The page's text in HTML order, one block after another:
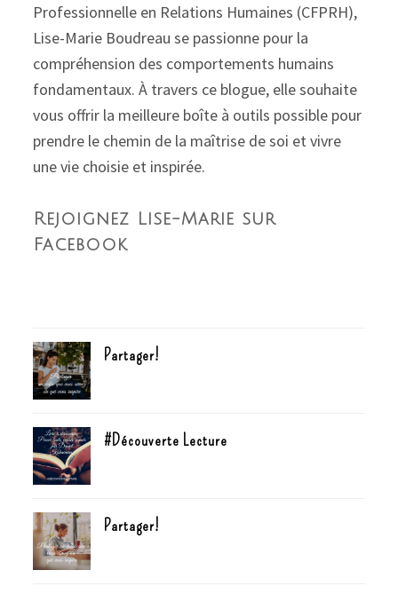
Professionnelle en Relations Humaines (CFPRH),
Lise-Marie Boudreau se passionne pour la
compréhension des comportements humains
fondamentaux. À travers ce blogue, elle souhaite
vous offrir la meilleure boîte à outils possible pour
prendre le chemin de la maîtrise de soi et vivre
une vie choisie et inspirée.
Rejoignez Lise-Marie sur
Facebook
Partager!
#Découverte Lecture
Partager!